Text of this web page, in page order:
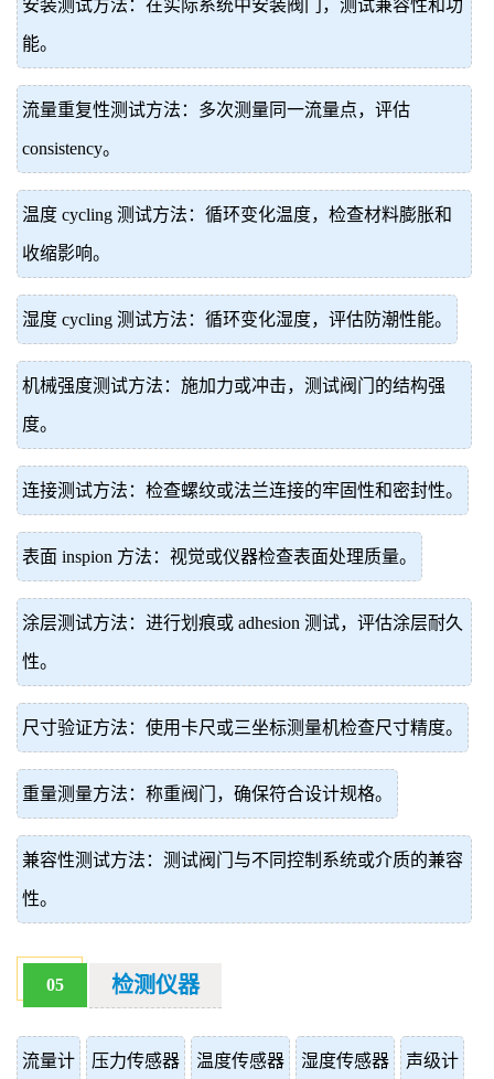
安装测试方法：在实际系统中安装阀门，测试兼容性和功
能。
流量重复性测试方法：多次测量同一流量点，评估
consistency。
温度 cycling 测试方法：循环变化温度，检查材料膨胀和
收缩影响。
湿度 cycling 测试方法：循环变化湿度，评估防潮性能。
机械强度测试方法：施加力或冲击，测试阀门的结构强
度。
连接测试方法：检查螺纹或法兰连接的牢固性和密封性。
表面 inspion 方法：视觉或仪器检查表面处理质量。
涂层测试方法：进行划痕或 adhesion 测试，评估涂层耐久
性。
尺寸验证方法：使用卡尺或三坐标测量机检查尺寸精度。
重量测量方法：称重阀门，确保符合设计规格。
兼容性测试方法：测试阀门与不同控制系统或介质的兼容
性。
05 检测仪器
流量计 压力传感器 温度传感器 湿度传感器 声级计